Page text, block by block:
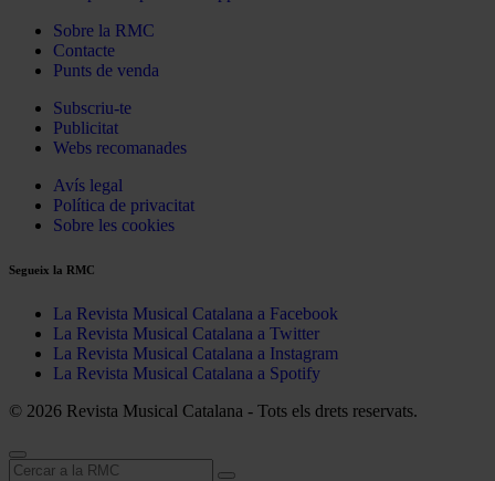
Sobre la RMC
Contacte
Punts de venda
Subscriu-te
Publicitat
Webs recomanades
Avís legal
Política de privacitat
Sobre les cookies
Segueix la RMC
La Revista Musical Catalana a Facebook
La Revista Musical Catalana a Twitter
La Revista Musical Catalana a Instagram
La Revista Musical Catalana a Spotify
© 2026 Revista Musical Catalana - Tots els drets reservats.